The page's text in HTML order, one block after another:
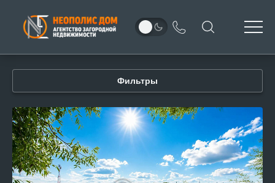
Фильтры